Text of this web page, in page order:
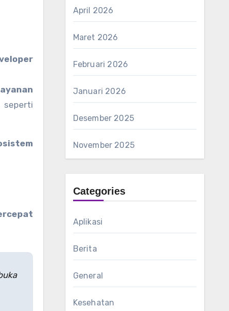
seperti
April 2026
Maret 2026
Februari 2026
Januari 2026
Desember 2025
November 2025
Categories
Aplikasi
Berita
General
Kesehatan